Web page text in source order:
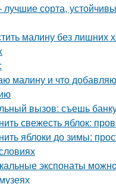
лучшие сорта,
малину без лишних
малину и что
вызов: съешь
свежесть яблок:
яблоки до зимы:
экспонаты